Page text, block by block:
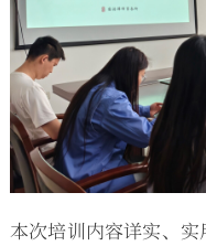
本次培训内容详实、